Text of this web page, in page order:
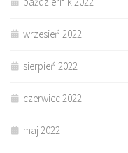
wrzesień 2022
sierpień 2022
czerwiec 2022
maj 2022